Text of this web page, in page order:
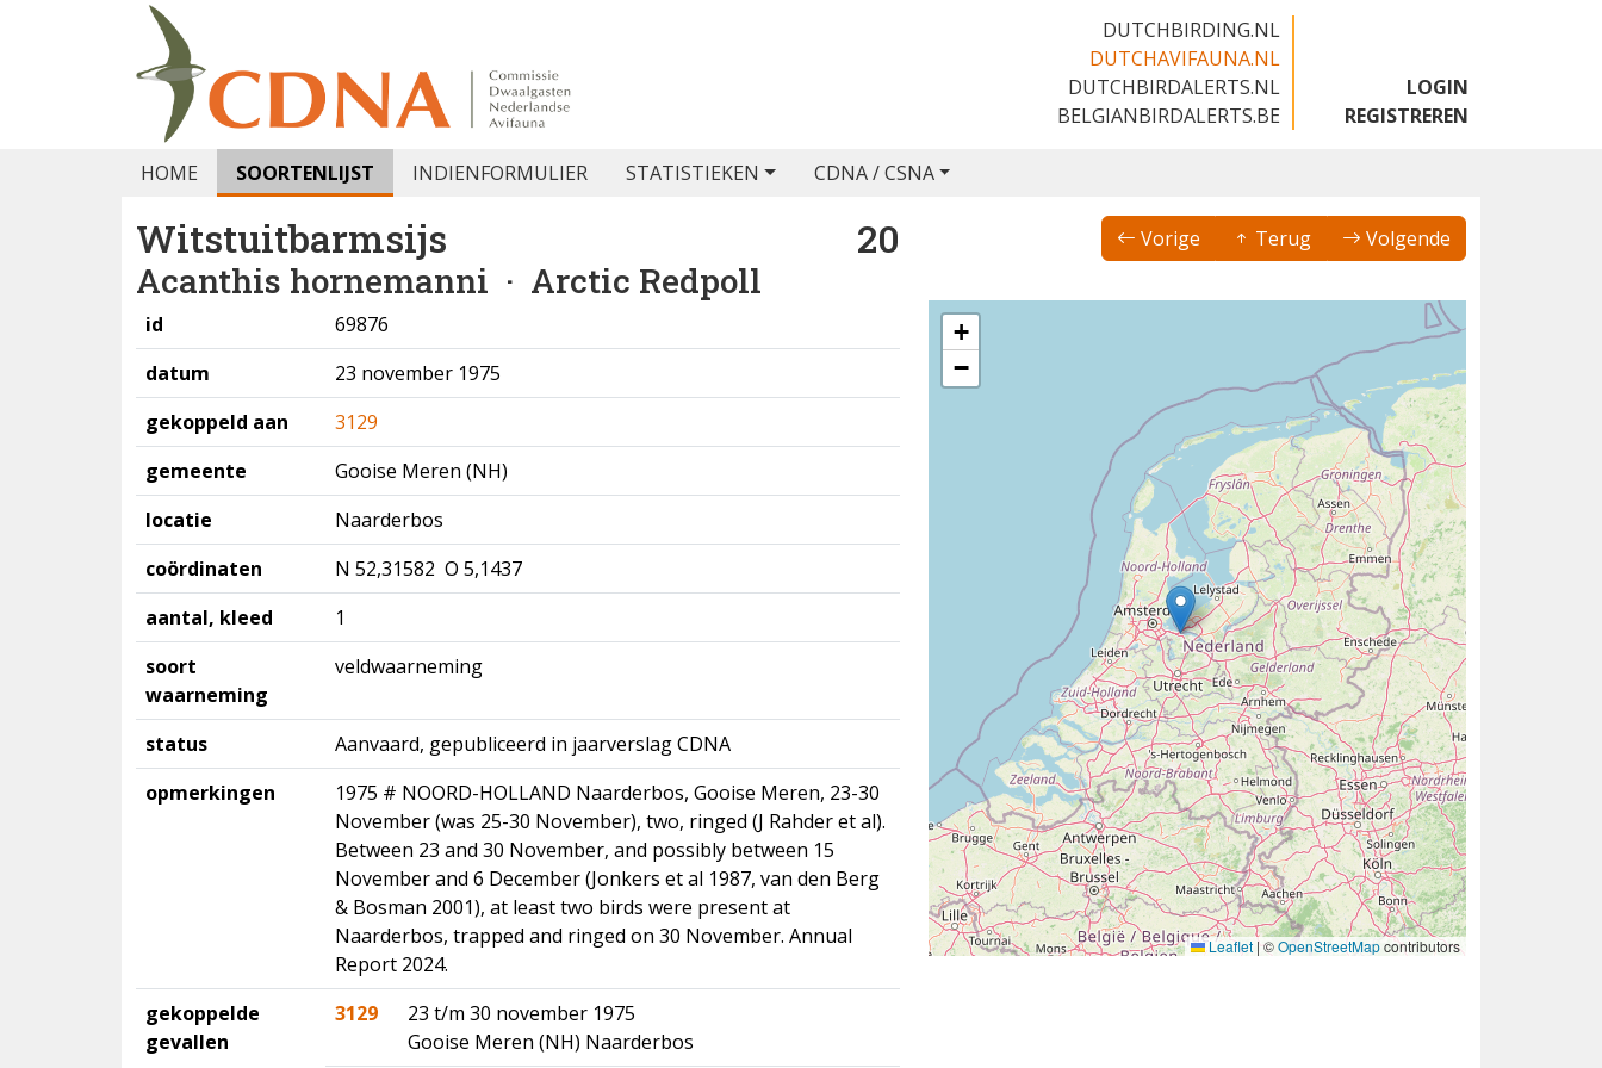
DUTCHBIRDING.NL
DUTCHAVIFAUNA.NL
DUTCHBIRDALERTS.NL
BELGIANBIRDALERTS.BE
LOGIN
REGISTREREN
HOME SOORTENLIJST INDIENFORMULIER STATISTIEKEN CDNA / CSNA
Witstuitbarmsijs 20
Acanthis hornemanni · Arctic Redpoll
Vorige Terug Volgende
id
69876
datum
23 november 1975
gekoppeld aan
3129
gemeente
Gooise Meren (NH)
locatie
Naarderbos
coördinaten
N 52,31582 O 5,1437
aantal, kleed
1
soort
waarneming
veldwaarneming
status
Aanvaard, gepubliceerd in jaarverslag CDNA
opmerkingen
1975 # NOORD-HOLLAND Naarderbos, Gooise Meren, 23-30
November (was 25-30 November), two, ringed (J Rahder et al).
Between 23 and 30 November, and possibly between 15
November and 6 December (Jonkers et al 1987, van den Berg
& Bosman 2001), at least two birds were present at
Naarderbos, trapped and ringed on 30 November. Annual
Report 2024.
gekoppelde
gevallen
3129
23 t/m 30 november 1975
Gooise Meren (NH) Naarderbos
+
−
Leaflet |©OpenStreetMapcontributors